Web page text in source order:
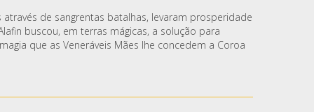
de sangrentas batalhas, levaram prosperidade
buscou, em terras mágicas, a solução para
que as Veneráveis Mães lhe concedem a Coroa